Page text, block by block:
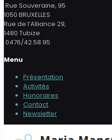
Rue Souveraine, 95
1050 BRUXELLES
Rue de l’Alliance 29,
1480 Tubize
0476/42.58.95
Menu
Présentation
Activités
Honoraires
Contact
Newsletter